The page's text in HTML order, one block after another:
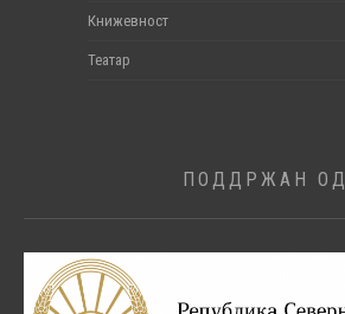
Книжевност
Театар
ПОДДРЖАН ОД